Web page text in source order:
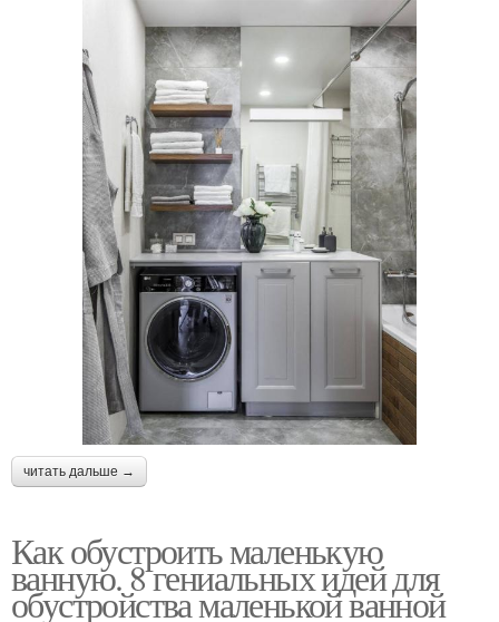
читать дальше →
Как обустроить маленькую
ванную. 8 гениальных идей для
обустройства маленькой ванной